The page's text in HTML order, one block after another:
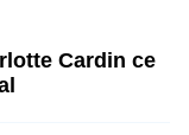
Cardin ce